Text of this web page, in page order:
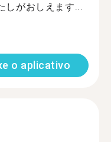
がおしえます...
o aplicativo